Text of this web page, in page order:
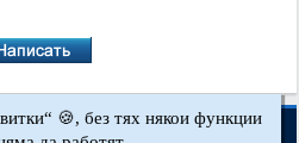
· Новини и статии·Карта на сайта
🍪, без тях някои функции